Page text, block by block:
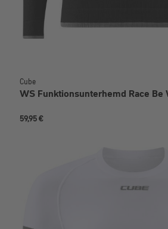
Cube
WS Funktionsunterhemd Race Be
59,95 €